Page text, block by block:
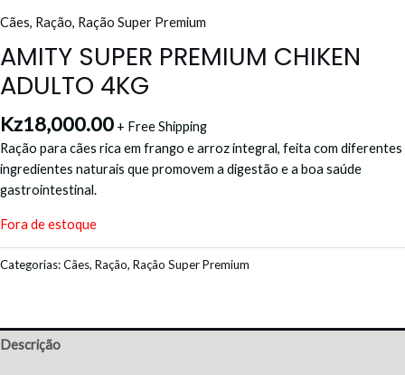
Cães, Ração, Ração Super Premium
AMITY SUPER PREMIUM CHIKEN
ADULTO 4KG
Kz18,000.00 + Free Shipping
Ração para cães rica em frango e arroz integral, feita com diferentes
ingredientes naturais que promovem a digestão e a boa saúde
gastrointestinal.
Fora de estoque
Categorias:Cães, Ração, Ração Super Premium
Descrição